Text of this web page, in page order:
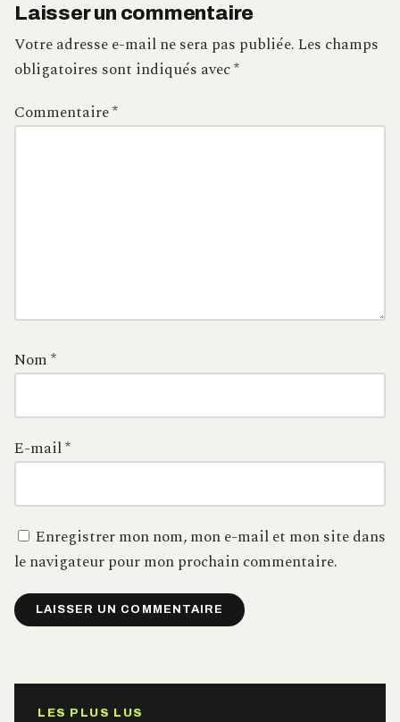
Laisser un commentaire
Votre adresse e-mail ne sera pas publiée.Les champs
obligatoires sont indiqués avec*
Commentaire*
Nom*
E-mail*
Enregistrer mon nom, mon e-mail et mon site dans
le navigateur pour mon prochain commentaire.
LES PLUS LUS